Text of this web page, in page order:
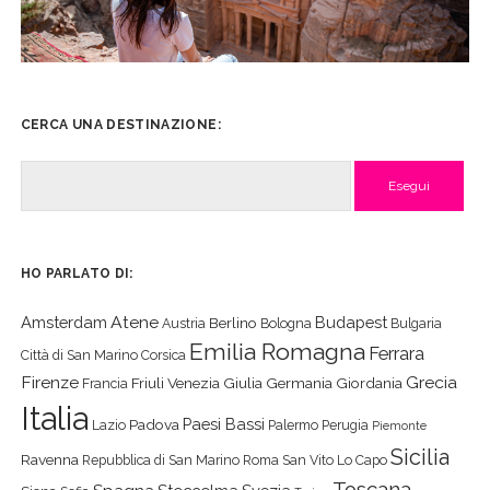
CERCA UNA DESTINAZIONE:
HO PARLATO DI:
Amsterdam Atene Austria Berlino Bologna Budapest Bulgaria
Città di San Marino Corsica Emilia Romagna Ferrara
Firenze Francia Friuli Venezia Giulia Germania Giordania Grecia
Italia Lazio Padova Paesi Bassi Palermo Perugia Piemonte
Ravenna Repubblica di San Marino Roma San Vito Lo Capo Sicilia